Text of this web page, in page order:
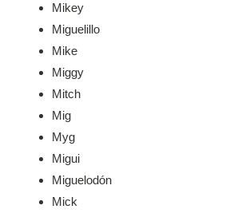
Mikey
Miguelillo
Mike
Miggy
Mitch
Mig
Myg
Migui
Miguelodón
Mick